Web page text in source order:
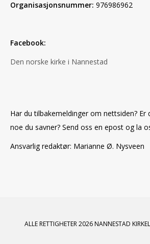
Organisasjonsnummer: 976986962
Facebook:
Den norske kirke i Nannestad
Har du tilbakemeldinger om nettsiden? Er
noe du savner? Send oss en epost og la
Ansvarlig redaktør: Marianne Ø. Nysveen
ALLE RETTIGHETER 2026 NANNESTAD